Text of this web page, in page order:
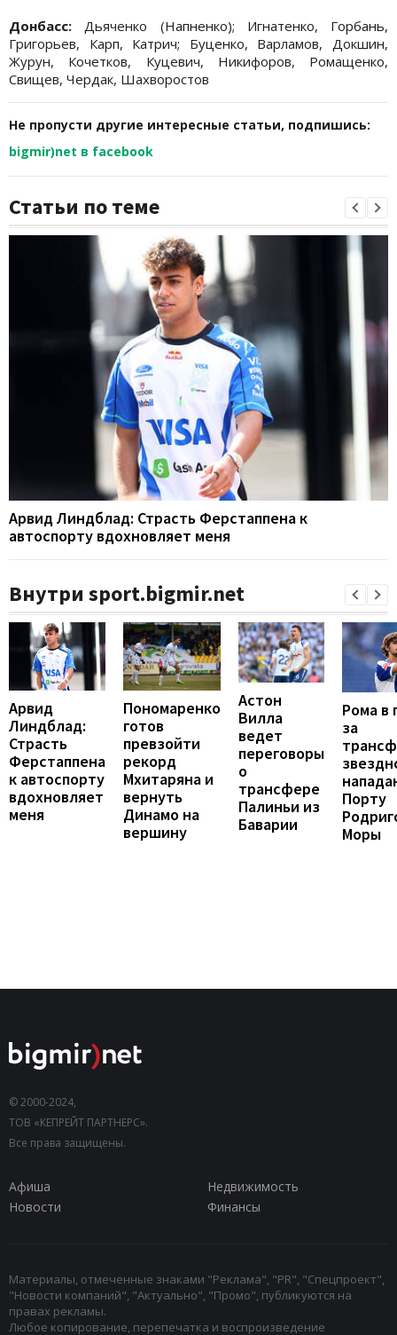
Донбасс: Дьяченко (Напненко); Игнатенко, Горбань,
Григорьев, Карп, Катрич; Буценко, Варламов, Докшин,
Журун, Кочетков, Куцевич, Никифоров, Ромащенко,
Свищев, Чердак, Шахворостов
Не пропусти другие интересные статьи, подпишись:
bigmir)net в facebook
Статьи по теме
Арвид Линдблад: Страсть Ферстаппена к
автоспорту вдохновляет меня
Внутри sport.bigmir.net
Арвид
Линдблад:
Страсть
Ферстаппена
к автоспорту
вдохновляет
меня
Пономаренко
готов
превзойти
рекорд
Мхитаряна и
вернуть
Динамо на
вершину
Астон
Вилла
ведет
переговоры
о
трансфере
Палиньи из
Баварии
Рома в
за
Порту
Моры
© 2000-2024,
ТОВ «КЕПРЕЙТ ПАРТНЕРС».
Все права защищены.
Афиша
Недвижимость
Новости
Финансы
Материалы, отмеченные знаками "Реклама", "PR", "Спецпроект",
"Новости компаний", "Актуально", "Промо", публикуются на
правах рекламы.
Любое копирование, перепечатка и воспроизведение